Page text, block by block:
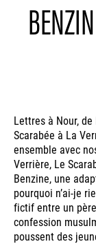
Lettres à Nour,
Scarabée à La
ensemble avec
Verrière, Le
Benzine, une
pourquoi n’ai-je
fictif entre un
confession
poussent des